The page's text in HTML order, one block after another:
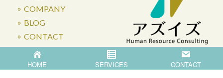
COMPANY
BLOG
CONTACT
〒871-0007 大分県中津市蛎瀬770
HOME SERVICES CONTACT